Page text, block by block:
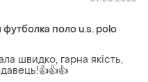
поло u.s. polo
швидко, гарна якість,